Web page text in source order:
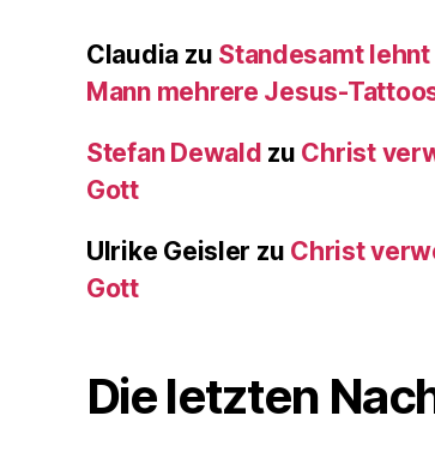
Claudia zu Standesamt
Mann mehrere Jesus-
Stefan Dewald zu Christ
Gott
Ulrike Geisler zu Christ
Gott
Die letzten